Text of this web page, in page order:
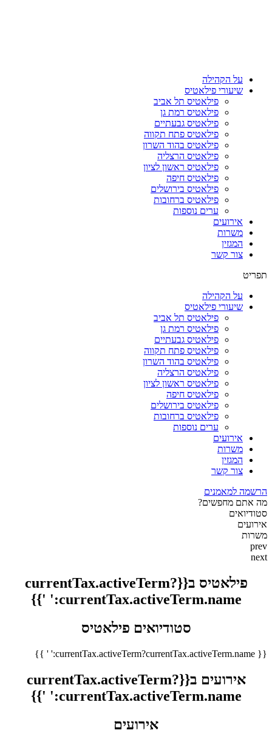
על הקהילה
שיעורי פילאטיס
פילאטיס תל אביב
פילאטיס רמת גן
פילאטיס גבעתיים
פילאטיס פתח תקווה
פילאטיס בהוד השרון
פילאטיס הרצליה
פילאטיס ראשון לציון
פילאטיס חיפה
פילאטיס בירושלים
פילאטיס ברחובות
ערים נוספות
אירועים
משרות
המגזין
צור קשר
תפריט
על הקהילה
שיעורי פילאטיס
פילאטיס תל אביב
פילאטיס רמת גן
פילאטיס גבעתיים
פילאטיס פתח תקווה
פילאטיס בהוד השרון
פילאטיס הרצליה
פילאטיס ראשון לציון
פילאטיס חיפה
פילאטיס בירושלים
פילאטיס ברחובות
ערים נוספות
אירועים
משרות
המגזין
צור קשר
הרשמה למאמנים
מה אתם מחפשים?
סטודיואים
אירועים
משרות
prev
next
פילאטיס ב{{currentTax.activeTerm?
currentTax.activeTerm.name:' '}}
סטודיואים פילאטיס
{{ currentTax.activeTerm?currentTax.activeTerm.name:' ' }}
אירועים ב{{currentTax.activeTerm?
currentTax.activeTerm.name:' '}}
אירועים